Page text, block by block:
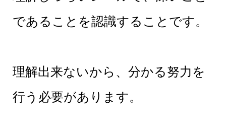
であることを認識することです。
理解出来ないから、分かる努力を
行う必要があります。